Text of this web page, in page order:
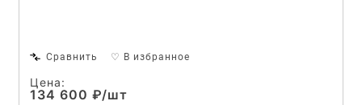
Сравнить ♡ В избранное
Цена:
134 600 ₽/шт